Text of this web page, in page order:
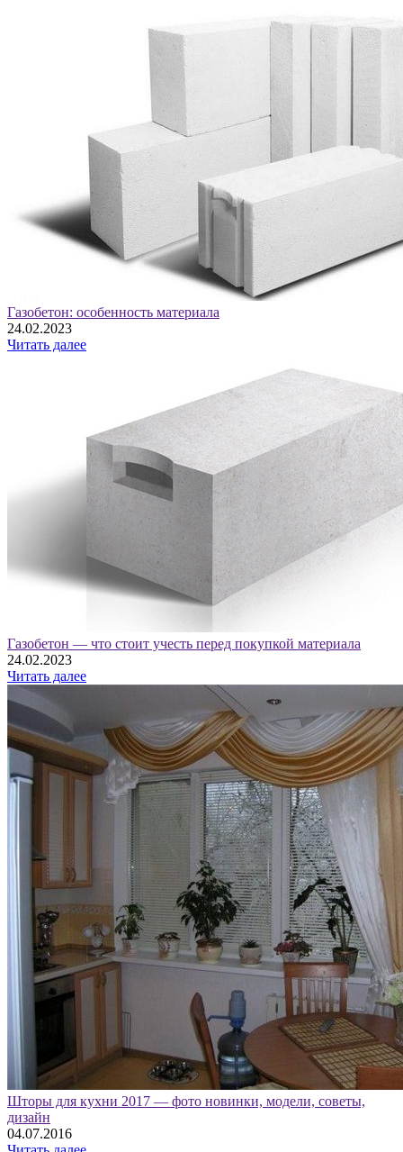
Газобетон: особенность материала
24.02.2023
Читать далее
Газобетон — что стоит учесть перед покупкой материала
24.02.2023
Читать далее
Шторы для кухни 2017 — фото новинки, модели, советы,
дизайн
04.07.2016